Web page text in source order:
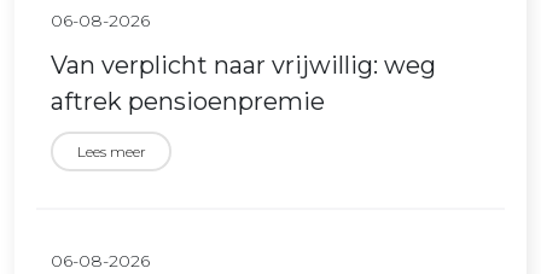
06-08-2026
Van verplicht naar vrijwillig: weg
aftrek pensioenpremie
Lees meer
06-08-2026